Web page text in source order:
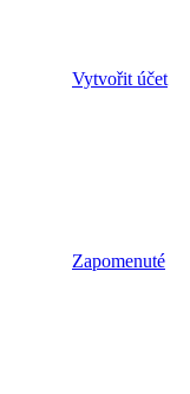
Vytvořit účet
Zapomenuté